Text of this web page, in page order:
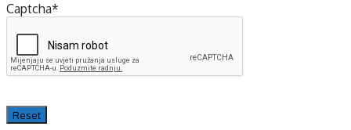
Captcha*